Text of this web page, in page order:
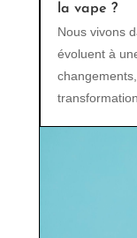
la vape ?
Nous vivons
évoluent à